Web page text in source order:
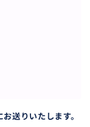
送りいたします。